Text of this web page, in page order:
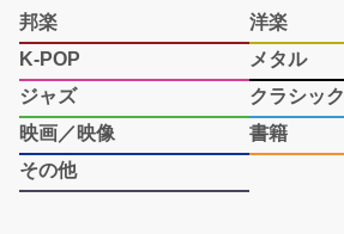
邦楽
洋楽
K-POP
メタル
ジャズ
クラシック
映画／映像
書籍
その他